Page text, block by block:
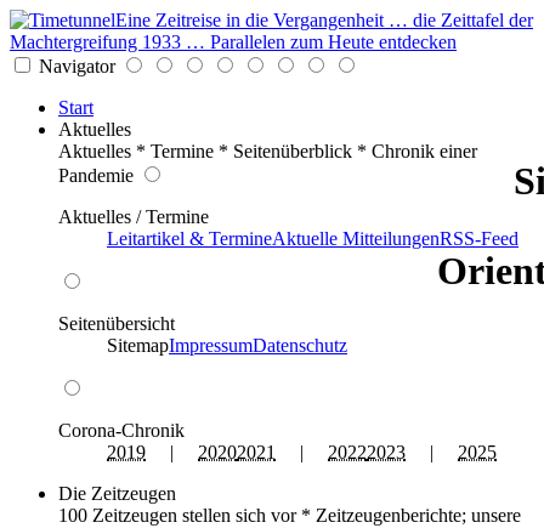
Eine Zeitreise in die Vergangenheit … die Zeittafel der
Machtergreifung 1933 … Parallelen zum Heute entdecken
Navigator
Start
Aktuelles
Aktuelles * Termine * Seitenüberblick * Chronik einer
Pandemie
Aktuelles / Termine
Leitartikel & TermineAktuelle MitteilungenRSS-Feed
Seitenübersicht
SitemapImpressumDatenschutz
Corona-Chronik
2019 | 20202021 | 20222023 | 2025
Die Zeitzeugen
100 Zeitzeugen stellen sich vor * Zeitzeugenberichte; unsere